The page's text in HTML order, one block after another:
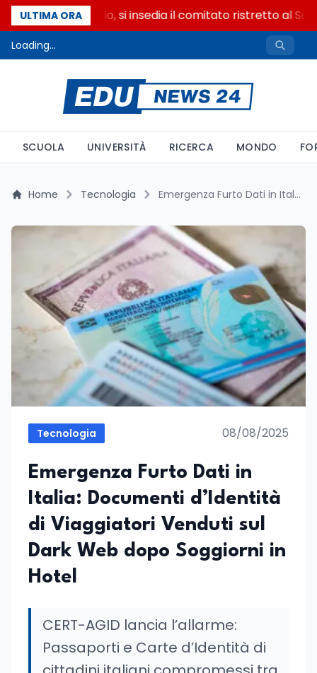
ULTIMA ORA
Riforma del calcio, si insedia il comitato ristretto al
Loading...
SCUOLA UNIVERSITÀ RICERCA MONDO
Home Tecnologia Emergenza Furto Dati in Italia: Documenti d’Identità di Viaggiatori Venduti sul Dark Web dopo Soggiorni in Hotel
Tecnologia 08/08/2025
Emergenza Furto Dati in
Italia: Documenti d’Identità
di Viaggiatori Venduti sul
Dark Web dopo Soggiorni in
Hotel
CERT-AGID lancia l’allarme:
Passaporti e Carte d’Identità di